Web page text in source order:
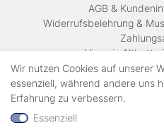
AGB &
Widerrufsbelehrung &
Hinweis
Versandkosten &
Wir nutzen Cookies auf unserer
essenziell, während andere uns
Erfahrung zu verbessern.
Essenziell